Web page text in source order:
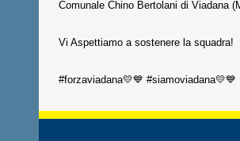
Comunale Chino Bertolani di Viadana
Vi Aspettiamo a sostenere la squadra!
#forzaviadana💛💙 #siamoviadana💛💙